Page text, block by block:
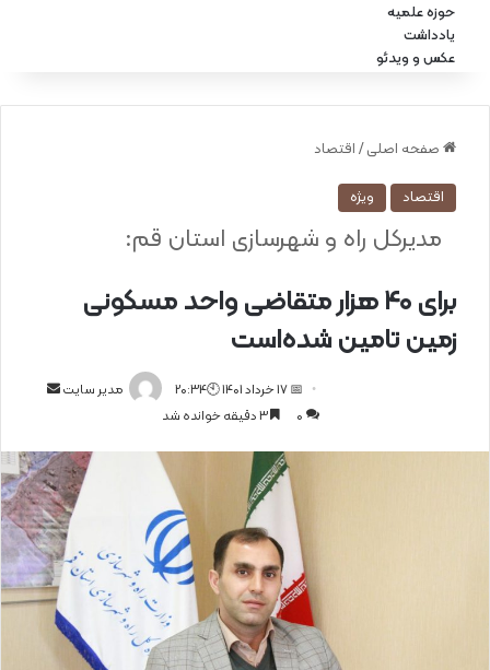
حوزه علمیه
یادداشت
عکس و ویدئو
صفحه اصلی / اقتصاد
اقتصاد ویژه
برای ۴۰ هزار متقاضی واحد مسکونی
زمین تامین شده‌است
مدیرکل راه و شهرسازی استان قم:
مدیر سایت
ا
ل
ا
ی
م
ی
📅 17 خرداد 1401 🕙20:34
0